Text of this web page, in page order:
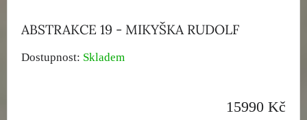
ABSTRAKCE 19 - MIKYŠKA RUDOLF
Dostupnost: Skladem
15990 Kč